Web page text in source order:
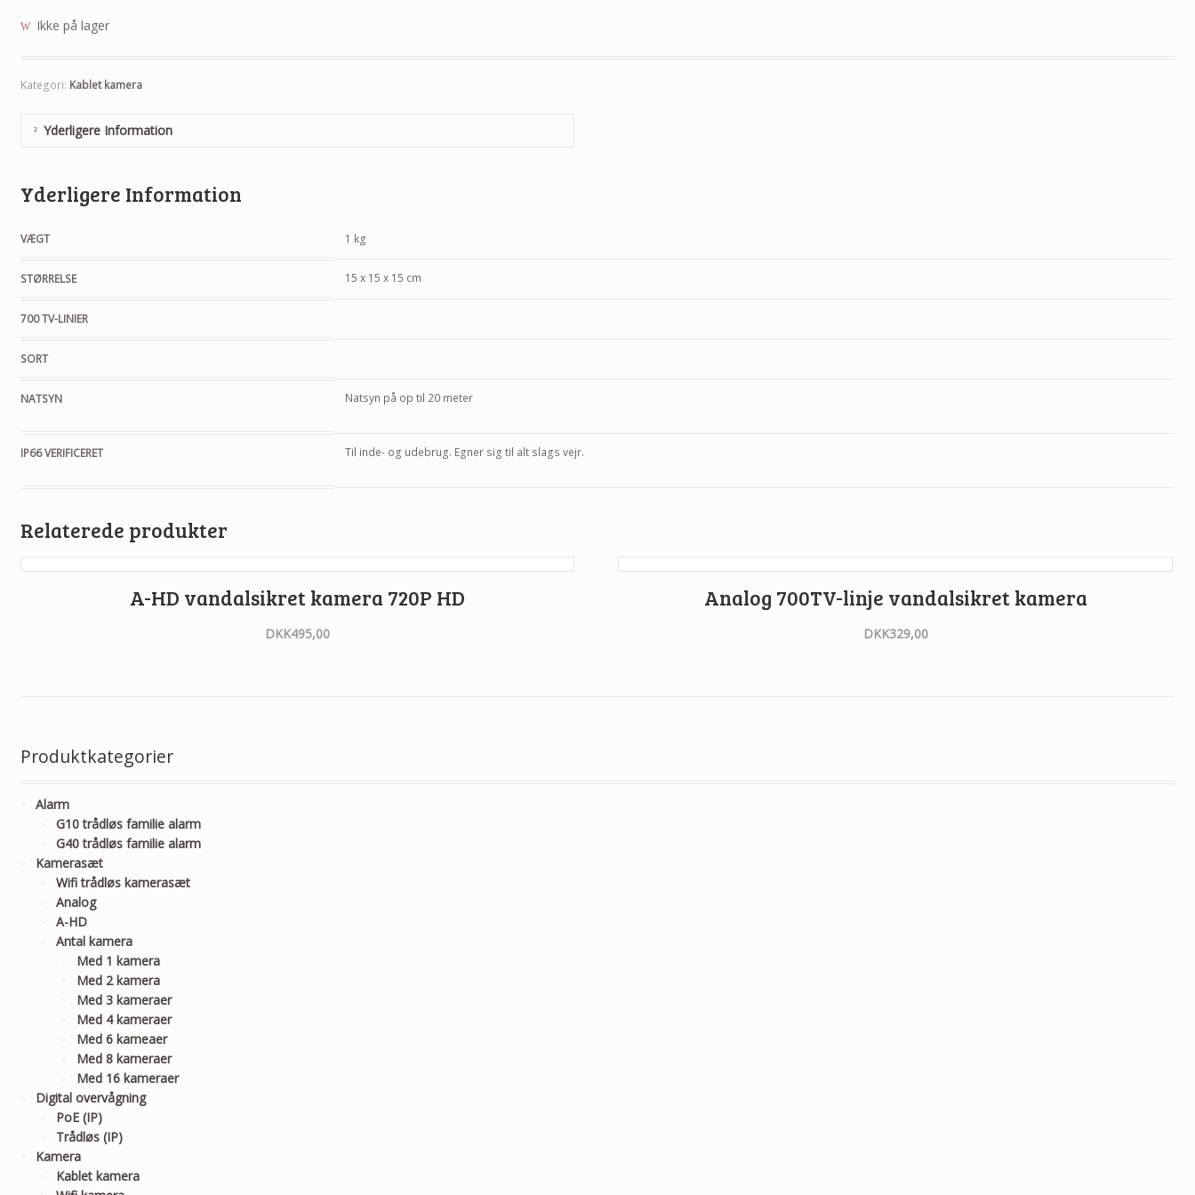
Ikke på lager
Kategori: Kablet kamera
Yderligere Information
Yderligere Information
VÆGT 1 kg
STØRRELSE 15 x 15 x 15 cm
700 TV-LINIER
SORT
NATSYN Natsyn på op til 20 meter
IP66 VERIFICERET Til inde- og udebrug. Egner sig til alt slags vejr.
Relaterede produkter
A-HD vandalsikret kamera 720P HD
DKK495,00
Analog 700TV-linje vandalsikret kamera
DKK329,00
Produktkategorier
Alarm
G10 trådløs familie alarm
G40 trådløs familie alarm
Kamerasæt
Wifi trådløs kamerasæt
Analog
A-HD
Antal kamera
Med 1 kamera
Med 2 kamera
Med 3 kameraer
Med 4 kameraer
Med 6 kameaer
Med 8 kameraer
Med 16 kameraer
Digital overvågning
PoE (IP)
Trådløs (IP)
Kamera
Kablet kamera